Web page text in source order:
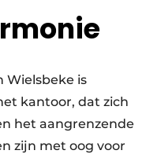
Wielsbeke is
kantoor, dat zich
het aangrenzende
zijn met oog voor